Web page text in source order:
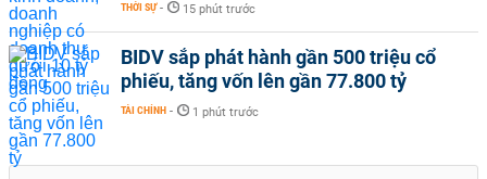
THỜI SỰ - 15 phút trước
BIDV sắp phát hành gần 500 triệu cổ
phiếu, tăng vốn lên gần 77.800 tỷ
TÀI CHÍNH - 1 phút trước